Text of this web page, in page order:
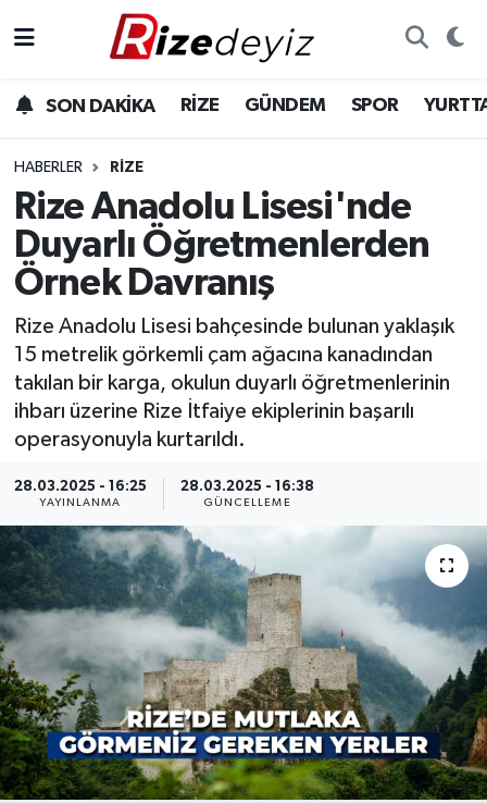
SON DAKİKA RİZE GÜNDEM SPOR
HABERLER RIZE
Rize Anadolu Lisesi'nde
Duyarlı Öğretmenlerden
Örnek Davranış
Rize Anadolu Lisesi bahçesinde bulunan yaklaşık
15 metrelik görkemli çam ağacına kanadından
takılan bir karga, okulun duyarlı öğretmenlerinin
ihbarı üzerine Rize İtfaiye ekiplerinin başarılı
operasyonuyla kurtarıldı.
28.03.2025 - 16:25
YAYINLANMA
28.03.2025 - 16:38
GÜNCELLEME
Gündem
Yurttan Haberler
Ekonomi
Sağlık
Rize Hava Durumu
Rize Trafik Yoğunluk Haritası
Süper Lig Puan Durumu ve Fikstür
Son Dakika Haberleri
Haber Arşivi